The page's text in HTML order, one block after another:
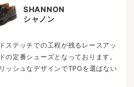
SHANNON
シャノン
ステッチでの工程が残るレースアッ
の定番シューズとなっております。
ッシュなデザインでTPOを選ばない